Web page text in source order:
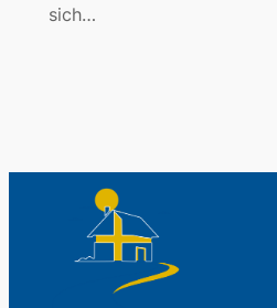
sich…